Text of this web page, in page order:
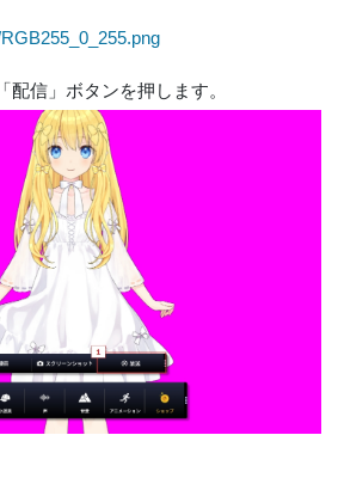
信」ボタンを押します。